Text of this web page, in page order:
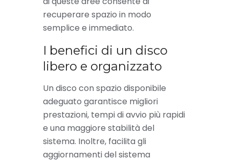
recuperare spazio in modo
semplice e immediato.
I benefici di un disco
libero e organizzato
Un disco con spazio disponibile
adeguato garantisce migliori
prestazioni, tempi di avvio più rapidi
e una maggiore stabilità del
sistema. Inoltre, facilita gli
aggiornamenti del sistema